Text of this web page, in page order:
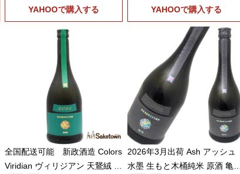
YAHOOで購入する YAHOOで購入する
全国配送可能 新政酒造 Colors
Viridian ヴィリジアン 天鵞絨 2
2026年3月出荷 Ash アッシュ
水墨 生もと木桶純米 原酒 亀の